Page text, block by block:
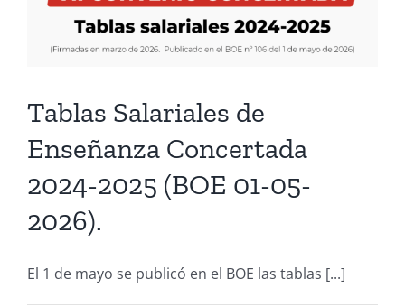
Tablas Salariales de
Enseñanza Concertada
2024-2025 (BOE 01-05-
2026).
El 1 de mayo se publicó en el BOE las tablas [...]